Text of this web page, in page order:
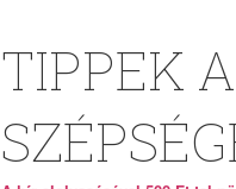
TIPPEK